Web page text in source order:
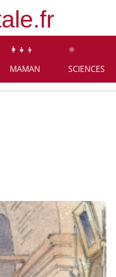
👩‍👧‍👦
MAMAN
⚛️
SCIENCES